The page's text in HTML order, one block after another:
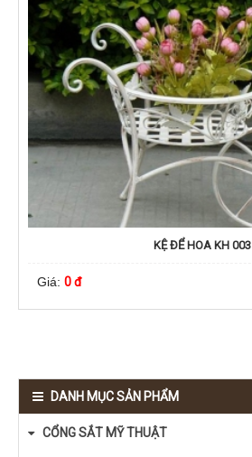
DANH MỤC SẢN PHẨM
CỔNG SẮT MỸ THUẬT
KỆ ĐỂ HOA KH 003
Giá: 0 đ